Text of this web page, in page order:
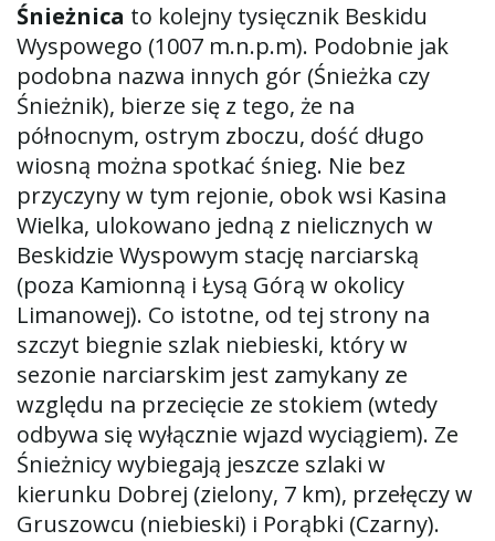
Śnieżnica to kolejny tysięcznik Beskidu
Wyspowego (1007 m.n.p.m). Podobnie jak
podobna nazwa innych gór (Śnieżka czy
Śnieżnik), bierze się z tego, że na
północnym, ostrym zboczu, dość długo
wiosną można spotkać śnieg. Nie bez
przyczyny w tym rejonie, obok wsi Kasina
Wielka, ulokowano jedną z nielicznych w
Beskidzie Wyspowym stację narciarską
(poza Kamionną i Łysą Górą w okolicy
Limanowej). Co istotne, od tej strony na
szczyt biegnie szlak niebieski, który w
sezonie narciarskim jest zamykany ze
względu na przecięcie ze stokiem (wtedy
odbywa się wyłącznie wjazd wyciągiem). Ze
Śnieżnicy wybiegają jeszcze szlaki w
kierunku Dobrej (zielony, 7 km), przełęczy w
Gruszowcu (niebieski) i Porąbki (Czarny).